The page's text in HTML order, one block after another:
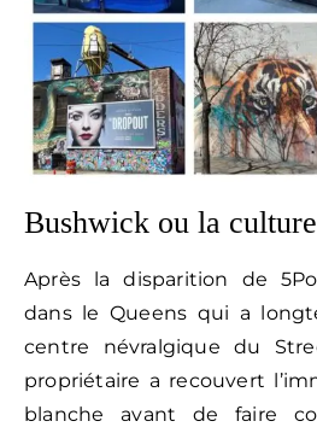
Bushwick ou la
Après la disparition de
dans le Queens qui a
centre névralgique du
propriétaire a recouvert
blanche avant de faire